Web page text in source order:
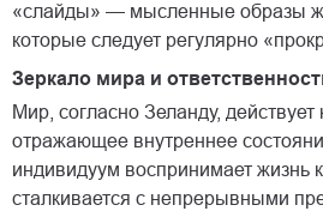
«слайды» — мысленные образы
которые следует регулярно
Зеркало мира и
Мир, согласно Зеланду, действует
отражающее внутреннее
индивидуум воспринимает жизнь
сталкивается с непрерывными